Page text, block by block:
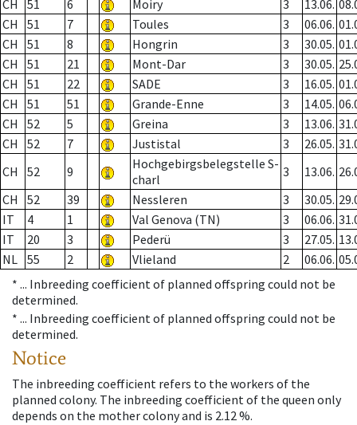
CH 51 6 Moiry 3 13.06.
CH
51 7 Toules 3 06.06.
CH
51 8 Hongrin 3 30.05.
CH
51 21 Mont-Dar 3 30.05.
CH
51 22 SADE 3 16.05.
CH
51 51 Grande-Enne 3 14.05.
CH
52 5 Greina 3 13.06.
CH
52 7 Justistal 3 26.05.
CH
52 9
Hochgebirgsbelegstelle S-
charl
3 13.06.
CH
52 39 Nessleren 3 30.05.
IT
4 1 Val Genova (TN) 3 06.06.
IT
20 3 Pederü 3 27.05.
NL 55 2 Vlieland 2 06.06.
* ... Inbreeding coefficient of planned offspring could not be
determined.
* ... Inbreeding coefficient of planned offspring could not be
determined.
Notice
The inbreeding coefficient refers to the workers of the
planned colony. The inbreeding coefficient of the queen only
depends on the mother colony and is 2.12 %.